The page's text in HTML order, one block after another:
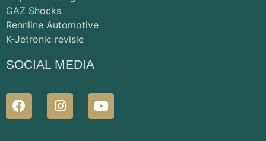
GAZ Shocks
Rennline Automotive
K-Jetronic revisie
SOCIAL MEDIA